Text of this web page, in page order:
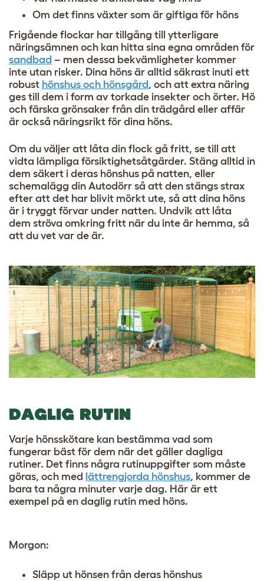
Om det finns växter som är giftiga för höns
Frigående flockar har tillgång till ytterligare
näringsämnen och kan hitta sina egna områden för
sandbad – men dessa bekvämligheter kommer
inte utan risker. Dina höns är alltid säkrast inuti ett
robust hönshus och hönsgård, och att extra näring
ges till dem i form av torkade insekter och örter. Hö
och färska grönsaker från din trädgård eller affär
är också näringsrikt för dina höns.
Om du väljer att låta din flock gå fritt, se till att
vidta lämpliga försiktighetsåtgärder. Stäng alltid in
dem säkert i deras hönshus på natten, eller
schemalägg din Autodörr så att den stängs strax
efter att det har blivit mörkt ute, så att dina höns
är i tryggt förvar under natten. Undvik att låta
dem ströva omkring fritt när du inte är hemma, så
att du vet var de är.
DAGLIG RUTIN
Varje hönsskötare kan bestämma vad som
fungerar bäst för dem när det gäller dagliga
rutiner. Det finns några rutinuppgifter som måste
göras, och med lättrengjorda hönshus, kommer de
bara ta några minuter varje dag. Här är ett
exempel på en daglig rutin med höns.
Morgon:
Släpp ut hönsen från deras hönshus